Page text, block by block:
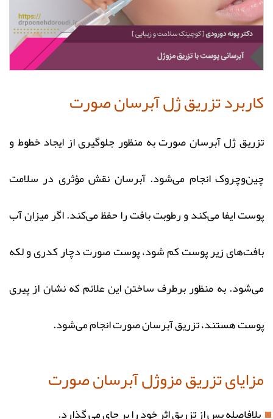
کاربرد تزریق ژل آبرسان صورت
تزریق ژل آبرسان صورت به منظور جلوگیری از ایجاد خطوط و
چین‌وچروک انجام می‌شود. آبرسان نقش مؤثری در سلامت
پوست ایفا می‌کند و رطوبت بافت را حفظ می‌کند. اگر میزان آب
بافت‌های زیر پوست کم شود، پوست صورت دچار کدری و لکه
می‌شود. به منظور برطرف‌ ساختن این علائم که نشان از پیری
پوست هستند، تزریق آبرسان صورت انجام می‌شود.
مزایای تزریق مزوژل آبرسان صورت
بلافاصله پس از تزریق اثر خود را بر جای می‌ گذارد.